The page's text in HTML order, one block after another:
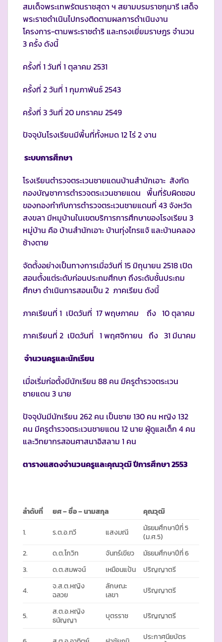
สมเด็จพระเทพรัตนราชสุดา ฯ สยามบรมราชกุมารี เสด็จ
พระราชดำเนินไปทรงติดตามผลการดำเนินงาน
โครงการ-ตามพระราชดำริ และทรงเยี่ยมราษฎร จำนวน
3 ครั้ง ดังนี้
ครั้งที่ 1 วันที่ 1 ตุลาคม 2531
ครั้งที่ 2 วันที่ 1 กุมภาพันธ์ 2543
ครั้งที่ 3 วันที่ 20 มกราคม 2549
ปัจจุบันโรงเรียนมีพื้นที่ทั้งหมด 12 ไร่ 2 งาน
ระบบการศึกษา
โรงเรียนตำรวจตระเวนชายแดนบ้านสำนักเอาะ สังกัด
กองบัญชาการตำรวจตระเวนชายแดน พื้นที่รับผิดชอบ
ของกองกำกับการตำรวจตระเวนชายแดนที่ 43 จังหวัด
สงขลา มีหมูบ้านในเขตบริการการศึกษาของโรงเรียน 3
หมู่บ้าน คือ บ้านสำนักเอาะ บ้านทุ่งไทรแจ้ และบ้านคลอง
ช้างตาย
จัดตั้งอย่างเป็นทางการเมื่อวันที่ 15 มิถุนายน 2518 เปิด
สอนตั้งแต่ระดับก่อนประถมศึกษา ถึงระดับชั้นประถม
ศึกษา ดำเนินการสอนเป็น 2 ภาคเรียน ดังนี้
ภาคเรียนที่ 1 เปิดวันที่ 17 พฤษภาคม ถึง 10 ตุลาคม
ภาคเรียนที่ 2 เปิดวันที่ 1 พฤศจิกายน ถึง 31 มีนาคม
จำนวนครูและนักเรียน
เมื่อเริ่มก่อตั้งมีนักเรียน 88 คน มีครูตำรวจตระเวน
ชายแดน 3 นาย
ปัจจุบันมีนักเรียน 262 คน เป็นชาย 130 คน หญิง 132
คน มีครูตำรวจตระเวนชายแดน 12 นาย ผู้ดูแลเด็ก 4 คน
และวิทยากรสอนศาสนาอิสลาม 1 คน
ตารางแสดงจำนวนครูและคุณวุฒิ ปีการศึกษา2553
ลำดับที่ ยศ – ชื่อ – นามสกุล
คุณวุฒิ
1.
ร.ต.อ.ทวี แสงมณี
มัธยมศึกษาปีที่ 5
(ม.ศ.5)
2.
ด.ต.โกวิท จันทร์เขียว
มัธยมศึกษาปีที่ 6
3.
ด.ต.สมพจน์ เหมือนแป้น
ปริญญาตรี
4.
จ.ส.ต.หญิง
ฉลวย
ลักษณะ
เลขา
ปริญญาตรี
5.
ส.ต.อ.หญิง
ธนัญญา
บุตรราช ปริญญาตรี
ประกาศนียบัตร